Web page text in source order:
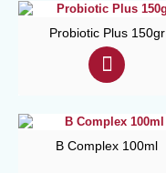
Probiotic Plus 150gr
B Complex 100ml